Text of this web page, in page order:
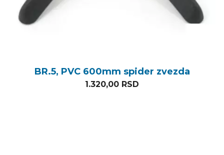
BR.5, PVC 600mm spider zvezda
1.320,00 RSD